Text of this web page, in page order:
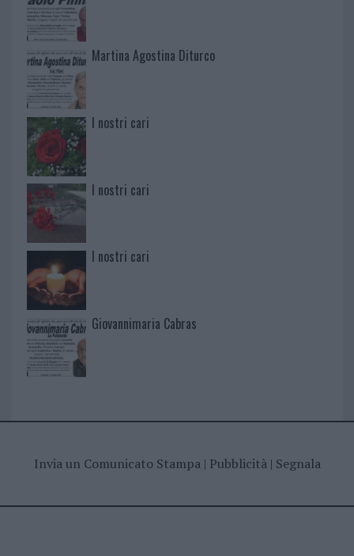
Martina Agostina Diturco
I nostri cari
I nostri cari
I nostri cari
Giovannimaria Cabras
Invia un Comunicato Stampa| Pubblicità| Segnala